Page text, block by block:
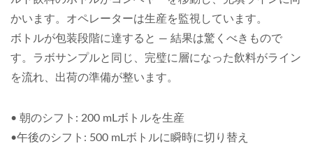
かいます。オペレーターは生産を監視しています。
ボトルが包装段階に達すると — 結果は驚くべきもので
す。ラボサンプルと同じ、完璧に層になった飲料がライン
を流れ、出荷の準備が整います。
• 朝のシフト: 200 mLボトルを生産
•午後のシフト: 500 mLボトルに瞬時に切り替え